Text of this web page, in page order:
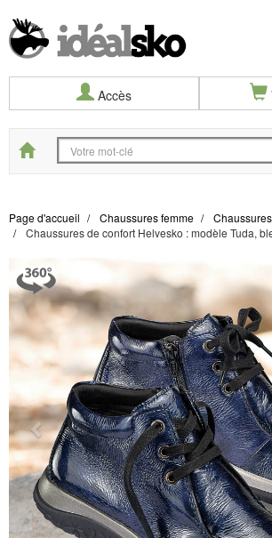
Accès
Start
Page d'accueil Chaussures femme
Chaussures de confort Helvesko : modèle Tuda,